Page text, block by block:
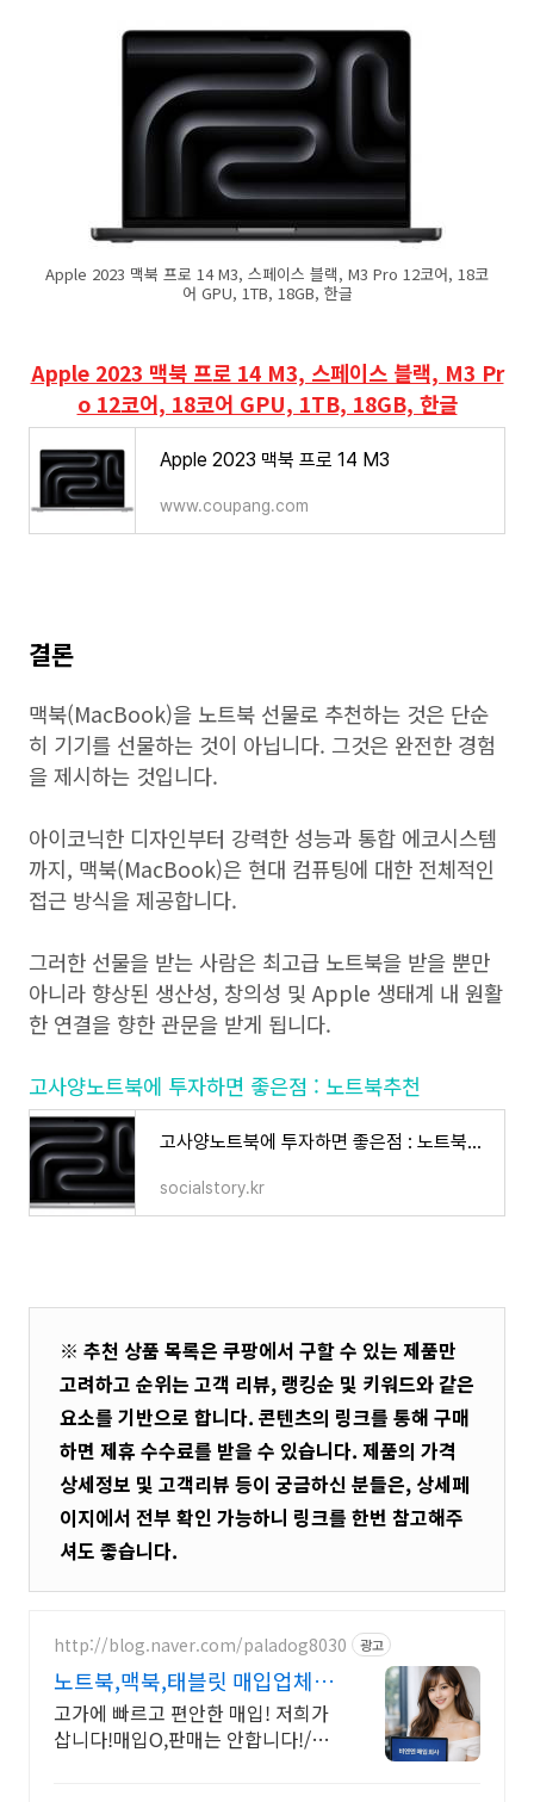
Apple 2023 맥북 프로 14 M3, 스페이스 블랙, M3 Pro 12코어, 18코
어 GPU, 1TB, 18GB, 한글
Apple 2023 맥북 프로 14 M3, 스페이스 블랙, M3 Pr
o 12코어, 18코어 GPU, 1TB, 18GB, 한글
Apple 2023 맥북 프로 14 M3
www.coupang.com
결론
맥북(MacBook)을 노트북 선물로 추천하는 것은 단순
히 기기를 선물하는 것이 아닙니다. 그것은 완전한 경험
을 제시하는 것입니다.
아이코닉한 디자인부터 강력한 성능과 통합 에코시스템
까지, 맥북(MacBook)은 현대 컴퓨팅에 대한 전체적인
접근 방식을 제공합니다.
그러한 선물을 받는 사람은 최고급 노트북을 받을 뿐만
아니라 향상된 생산성, 창의성 및 Apple 생태계 내 원활
한 연결을 향한 관문을 받게 됩니다.
고사양노트북에 투자하면 좋은점 : 노트북추천
고사양노트북에 투자하면 좋은점 : 노트북추천
socialstory.kr
※ 추천 상품 목록은 쿠팡에서 구할 수 있는 제품만
고려하고 순위는 고객 리뷰, 랭킹순 및 키워드와 같은
요소를 기반으로 합니다. 콘텐츠의 링크를 통해 구매
하면 제휴 수수료를 받을 수 있습니다. 제품의 가격
상세정보 및 고객리뷰 등이 궁금하신 분들은, 상세페
이지에서 전부 확인 가능하니 링크를 한번 참고해주
셔도 좋습니다.
http://blog.naver.com/paladog8030 광고
노트북,맥북,태블릿 매입업체
저희가 삽니다! 매입O판매X
고가에 빠르고 편안한 매입! 저희가
삽니다!매입O,판매는 안합니다!/17